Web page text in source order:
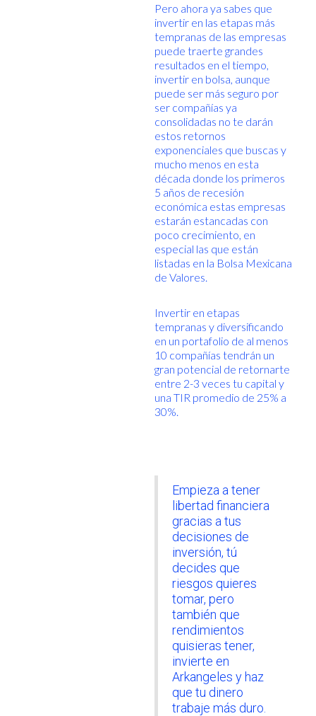
Pero ahora ya sabes que
invertir en las etapas más
tempranas de las empresas
puede traerte grandes
resultados en el tiempo,
invertir en bolsa, aunque
puede ser más seguro por
ser compañías ya
consolidadas no te darán
estos retornos
exponenciales que buscas y
mucho menos en esta
década donde los primeros
5 años de recesión
económica estas empresas
estarán estancadas con
poco crecimiento, en
especial las que están
listadas en la Bolsa Mexicana
de Valores.
Invertir en etapas
tempranas y diversificando
en un portafolio de al menos
10 compañías tendrán un
gran potencial de retornarte
entre 2-3 veces tu capital y
una TIR promedio de 25% a
30%.
Empieza a tener
libertad financiera
gracias a tus
decisiones de
inversión, tú
decides que
riesgos quieres
tomar, pero
también que
rendimientos
quisieras tener,
invierte en
Arkangeles y haz
que tu dinero
trabaje más duro.